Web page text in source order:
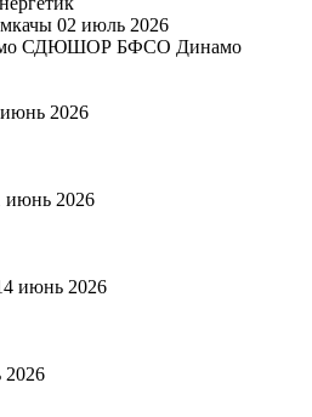
02 июль 2026
СДЮШОР БФСО Динамо
2026
июнь 2026
июнь 2026